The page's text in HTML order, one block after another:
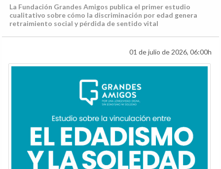
La Fundación Grandes Amigos publica el primer estudio
cualitativo sobre cómo la discriminación por edad genera
retraimiento social y pérdida de sentido vital
01 de julio de 2026, 06:00h